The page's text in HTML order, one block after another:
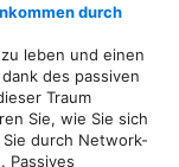
durch
leben und einen
des passiven
Traum
Sie, wie Sie sich
durch Network-
Passives